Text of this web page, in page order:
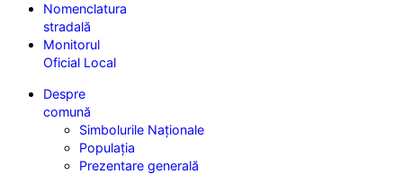
Nomenclatura
stradală
Monitorul
Oficial Local
Despre
comună
Simbolurile Naționale
Populația
Prezentare generală